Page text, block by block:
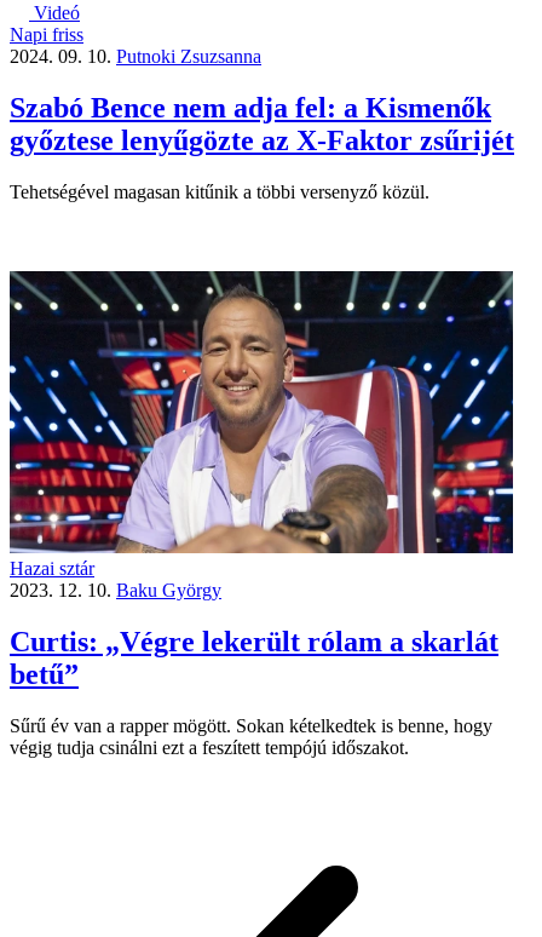
Videó
Napi friss
2024. 09. 10. Putnoki Zsuzsanna
Szabó Bence nem adja fel: a Kismenők
győztese lenyűgözte az X-Faktor zsűrijét
Tehetségével magasan kitűnik a többi versenyző közül.
Hazai sztár
2023. 12. 10. Baku György
Curtis: „Végre lekerült rólam a skarlát
betű”
Sűrű év van a rapper mögött. Sokan kételkedtek is benne, hogy
végig tudja csinálni ezt a feszített tempójú időszakot.